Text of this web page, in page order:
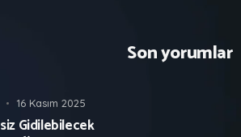
16 Kasım 2025
Gidilebilecek
Son yorumlar